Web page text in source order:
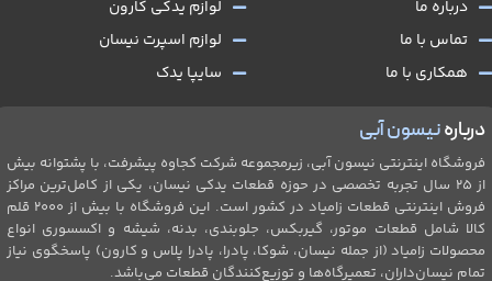
دربارهنیسون آبی
فروشگاه اینترنتی نیسون آبی، زیرمجموعه شرکت کجاوه پیشرفت، با پشتوانه بیش
از ۲۵ سال تجربه تخصصی در حوزه قطعات یدکی نیسان، یکی از کامل‌ترین مراکز
فروش اینترنتی قطعات زامیاد در کشور است. این فروشگاه با بیش از 2۰۰۰ قلم
کالا شامل قطعات موتور، گیربکس، جلو‌بندی، بدنه، شیشه و اکسسوری انواع
محصولات زامیاد (از جمله نیسان، شوکا، پادرا، پادرا پلاس و کارون) پاسخگوی نیاز
تمام نیسان‌داران، تعمیرگاه‌ها و توزیع‌کنندگان قطعات می‌باشد.
درباره ما
تماس با ما
همکاری با ما
لوازم یدکی کارون
لوازم اسپرت نیسان
سایپا یدک